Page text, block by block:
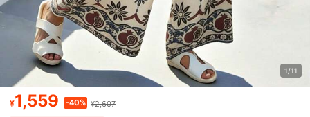
1/11
¥1,559 -40% ¥2,607